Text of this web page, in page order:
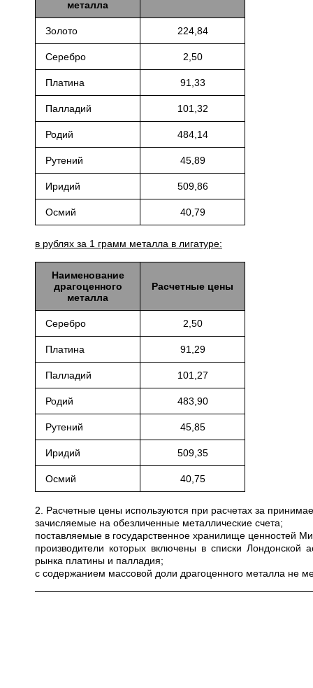
металла
Золото 224,84
Серебро 2,50
Платина 91,33
Палладий 101,32
Родий 484,14
Рутений 45,89
Иридий 509,86
Осмий 40,79
в рублях за 1 грамм металла в лигатуре:
Наименование
драгоценного
металла
Расчетные цены
Серебро 2,50
Платина 91,29
Палладий 101,27
Родий 483,90
Рутений 45,85
Иридий 509,35
Осмий 40,75
2. Расчетные цены используются при расчетах за
зачисляемые на обезличенные металлические счета;
поставляемые в государственное хранилище ценностей
производители которых включены в списки Лондонской
рынка платины и палладия;
с содержанием массовой доли драгоценного металла не